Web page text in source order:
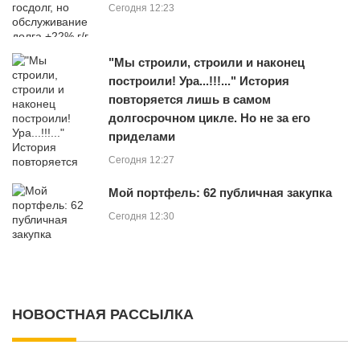
Сегодня 12:23
"Мы строили, строили и наконец
построили! Ура...!!!..." История
повторяется лишь в самом
долгосрочном цикле. Но не за его
приделами
Сегодня 12:27
Мой портфель: 62 публичная закупка
Сегодня 12:30
НОВОСТНАЯ РАССЫЛКА